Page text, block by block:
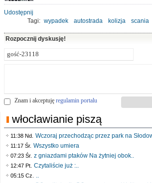
Udostępnij
Tagi: wypadek autostrada kolizja scania
Rozpocznij dyskusję!
Znam i akceptuję regulamin portalu
włocławianie piszą
11:38 Nd. Wczoraj przechodząc przez park na
11:17 Śr. Wszystko umiera
07:23 Śr. z gniazdami ptaków Na żytniej obok..
12:47 Pt. Czytaliście już :..
05:15 Cz. ..